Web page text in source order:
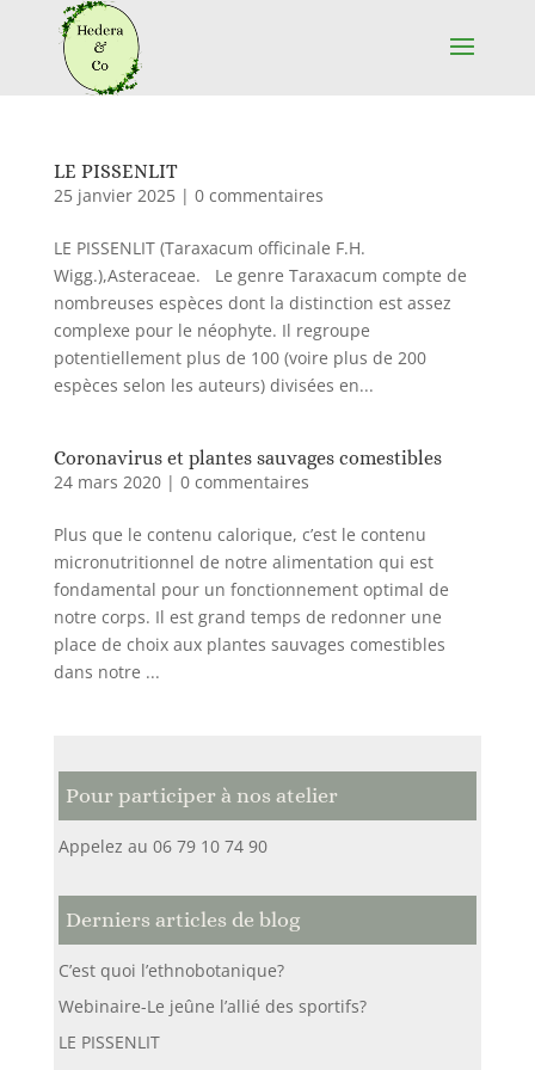
LE PISSENLIT
25 janvier 2025| 0 commentaires
LE PISSENLIT (Taraxacum officinale F.H.
Wigg.),Asteraceae. Le genre Taraxacum compte de
nombreuses espèces dont la distinction est assez
complexe pour le néophyte. Il regroupe
potentiellement plus de 100 (voire plus de 200
espèces selon les auteurs) divisées en...
Coronavirus et plantes sauvages comestibles
24 mars 2020| 0 commentaires
Plus que le contenu calorique, c’est le contenu
micronutritionnel de notre alimentation qui est
fondamental pour un fonctionnement optimal de
notre corps. Il est grand temps de redonner une
place de choix aux plantes sauvages comestibles
dans notre ...
Pour participer à nos atelier
Appelez au 06 79 10 74 90
Derniers articles de blog
C’est quoi l’ethnobotanique?
Webinaire-Le jeûne l’allié des sportifs?
LE PISSENLIT